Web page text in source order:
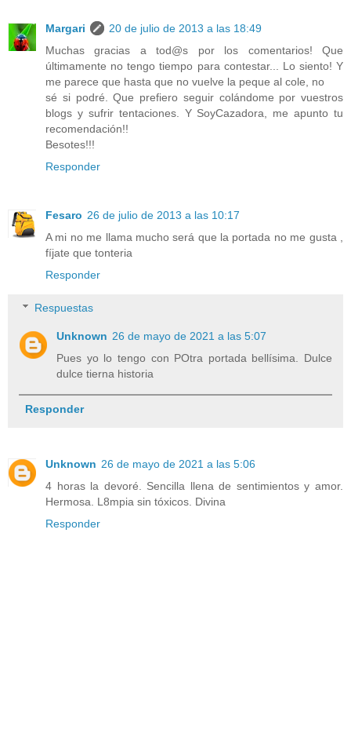
Margari
20 de julio de 2013 a las 18:49
Muchas gracias a tod@s por los comentarios! Que
últimamente no tengo tiempo para contestar... Lo siento! Y
me parece que hasta que no vuelve la peque al cole, no
sé si podré. Que prefiero seguir colándome por vuestros
blogs y sufrir tentaciones. Y SoyCazadora, me apunto tu
recomendación!!
Besotes!!!
Responder
Fesaro 26 de julio de 2013 a las 10:17
A mi no me llama mucho será que la portada no me gusta ,
fíjate que tonteria
Responder
Respuestas
Unknown 26 de mayo de 2021 a las 5:07
Pues yo lo tengo con POtra portada bellísima. Dulce
dulce tierna historia
Responder
Unknown 26 de mayo de 2021 a las 5:06
4 horas la devoré. Sencilla llena de sentimientos y amor.
Hermosa. L8mpia sin tóxicos. Divina
Responder